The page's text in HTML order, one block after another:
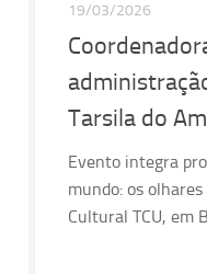
19/03/2026
Tarsila do
Evento integra
mundo: os
Cultural TCU, em